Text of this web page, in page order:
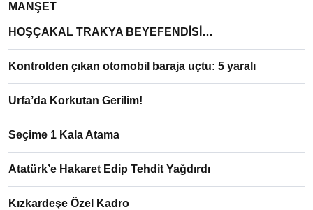
MANŞET
HOŞÇAKAL TRAKYA BEYEFENDİSİ…
Kontrolden çıkan otomobil baraja uçtu: 5 yaralı
Urfa’da Korkutan Gerilim!
Seçime 1 Kala Atama
Atatürk’e Hakaret Edip Tehdit Yağdırdı
Kızkardeşe Özel Kadro